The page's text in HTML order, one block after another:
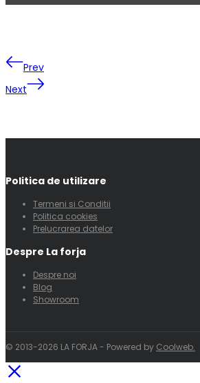
Prev
Next
Politica de utilizare
Termeni si Conditii
Politica cookies
Prelucrarea datelor
Despre La forja
Despre noi
Blog
Showroom
© 2013-2026 LA FORJA - Powered by Coolweb.